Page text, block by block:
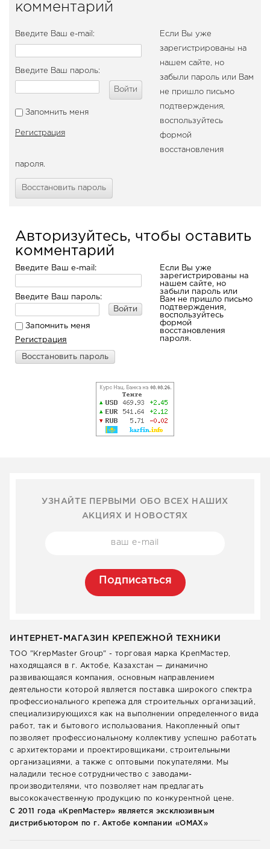
комментарий
Введите Ваш e-mail:
Введите Ваш пароль:
Войти
Запомнить меня
Регистрация
Если Вы уже
зарегистрированы на
нашем сайте, но
забыли пароль или Вам
не пришло письмо
подтверждения,
воспользуйтесь
формой
восстановления
пароля.
Восстановить пароль
Авторизуйтесь, чтобы оставить
комментарий
Введите Ваш e-mail:
Введите Ваш пароль:
Войти
Запомнить меня
Регистрация
Если Вы уже
зарегистрированы на
нашем сайте, но
забыли пароль или
Вам не пришло письмо
подтверждения,
воспользуйтесь
формой
восстановления
пароля.
Восстановить пароль
УЗНАЙТЕ ПЕРВЫМИ ОБО ВСЕХ НАШИХ
АКЦИЯХ И НОВОСТЯХ
Подписаться
ИНТЕРНЕТ-МАГАЗИН КРЕПЕЖНОЙ ТЕХНИКИ
ТОО "KrepMaster Group" - торговая марка КрепМастер,
находящаяся в г. Актобе, Казахстан — динамично
развивающаяся компания, основным направлением
деятельности которой является поставка широкого спектра
профессионального крепежа для строительных организаций,
специализирующихся как на выполнении определенного вида
работ, так и бытового использования. Накопленный опыт
позволяет профессиональному коллективу успешно работать
с архитекторами и проектировщиками, строительными
организациями, а также с оптовыми покупателями. Мы
наладили тесное сотрудничество с заводами-
производителями, что позволяет нам предлагать
высококачественную продукцию по конкурентной цене.
С 2011 года «КрепМастер» является эксклюзивным
дистрибьютором по г. Актобе компании «ОМАХ»